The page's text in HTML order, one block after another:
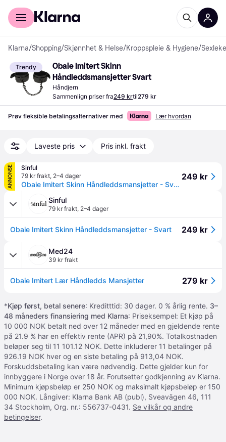
For kunder
Klarna/Shopping/Skjønnhet & Helse/Kroppspleie & Hygiene/
Trendy
Obaie Imitert Skinn
Håndleddsmansjetter Svart
Håndjern
Sammenlign priser fra249 krtil279 kr
Prøv fleksible betalingsalternativer med Lær hvordan
Laveste pris Pris inkl. frakt
ANNONSE
Sinful
79 kr frakt, 2–4 dager
Obaie Imitert Skinn Håndleddsmansjetter - Svart
249 kr
Sinful
79 kr frakt, 2–4 dager
Obaie Imitert Skinn Håndleddsmansjetter - Svart 249 kr
Med24
39 kr frakt
Obaie Imitert Lær Håndledds Mansjetter 279 kr
*Kjøp først, betal senere: Kreditttid: 30 dager. 0 % årlig rente. 3–
48 måneders finansiering med Klarna: Priseksempel: Et kjøp på
10 000 NOK betalt ned over 12 måneder med en gjeldende rente
på 21.9 % har en effektiv rente (APR) på 21,90%. Totalkostnaden
beløper seg til 11 101.12 NOK. Dette inkluderer 11 betalinger på
926.19 NOK hver og en siste betaling på 913,04 NOK.
Forskuddsbetaling kan være nødvendig. Dette gjelder kun for
innbyggere i Norge over 18 år. Forutsetter godkjenning av Klarna.
Minimum kjøpsbeløp er 250 NOK og maksimalt kjøpsbeløp er 150
000 NOK. Långiver: Klarna Bank AB (publ), Sveavägen 46, 111
34 Stockholm, Org. nr.: 556737-0431. Se vilkår og andre
betingelser.